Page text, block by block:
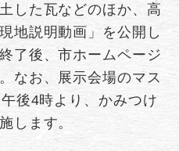
した瓦などのほか、高
地説明動画」を公開し
了後、市ホームページ
なお、展示会場のマス
後4時より、かみつけ
します。